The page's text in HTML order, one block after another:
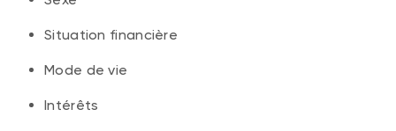
Situation financière
Mode de vie
Intérêts